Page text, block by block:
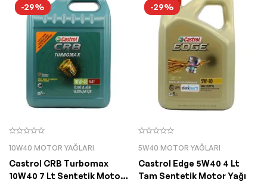
-29%
10W40 MOTOR YAĞLARI
Castrol CRB Turbomax
10W40 7 Lt Sentetik Motor
-29%
5W40 MOTOR YAĞLARI
Castrol Edge 5W40 4 Lt
Tam Sentetik Motor Yağı